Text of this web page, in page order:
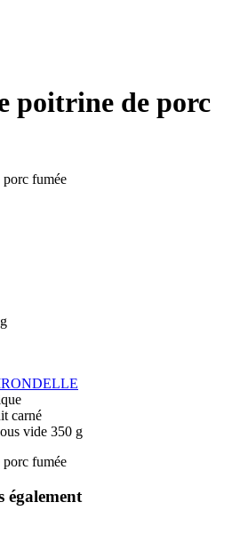
poitrine de porc
carné
vide 350 g
également